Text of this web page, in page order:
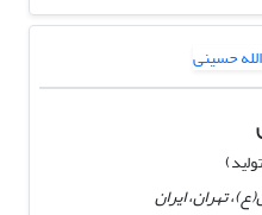
تهران، ایران